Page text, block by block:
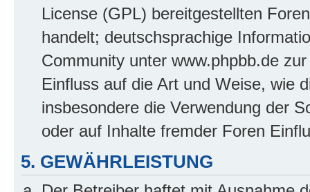
License (GPL) bereitgestellten
handelt; deutschsprachige
Community unter www.phpbb.de
Einfluss auf die Art und Weise, wie
insbesondere die Verwendung der
oder auf Inhalte fremder Foren
5. GEWÄHRLEISTUNG